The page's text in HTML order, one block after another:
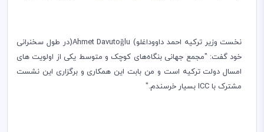
نخست وزیر ترکیه احمد‌ داووداغلو(
Ahmet Davutoğlu
)‌در طول سخنرانی
خود گفت: "مجمع جهانی بنگاه‌های ‌کوچک و متوسط یکی از اولویت های
امسال دولت ترکیه است و من بابت این همکاری و برگزاری این نشست
مشترک با ICCبسیار خرسندم."